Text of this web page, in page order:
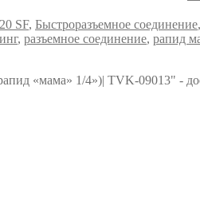
SF, Быстроразъемное соединение,
, разъемное соединение, рапид
«мама» 1/4»)| TVK-09013" -